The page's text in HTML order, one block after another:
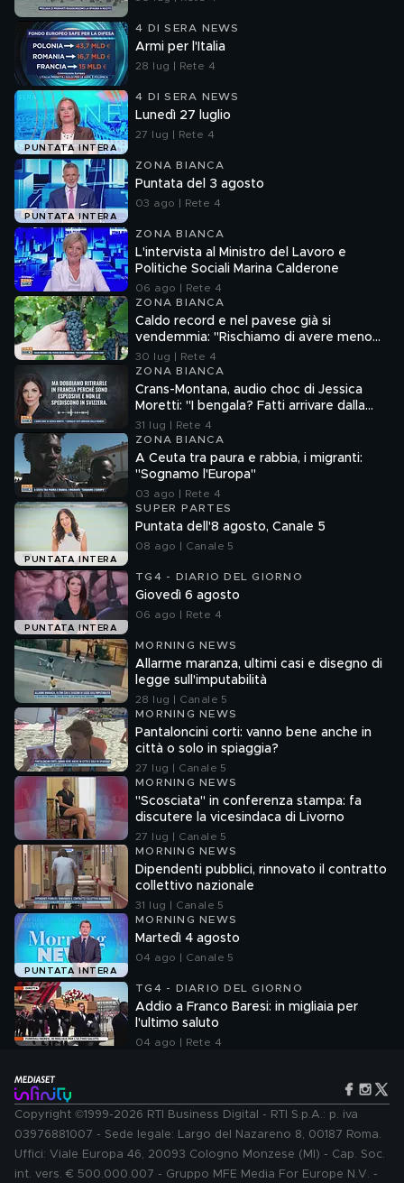
4 DI SERA NEWS
Armi per l'Italia
28 lug | Rete 4
PUNTATA INTERA
4 DI SERA NEWS
Lunedì 27 luglio
27 lug | Rete 4
PUNTATA INTERA
ZONA BIANCA
Puntata del 3 agosto
03 ago | Rete 4
ZONA BIANCA
L'intervista al Ministro del Lavoro e
Politiche Sociali Marina Calderone
06 ago | Rete 4
ZONA BIANCA
Caldo record e nel pavese già si
vendemmia: "Rischiamo di avere meno
vino"
30 lug | Rete 4
ZONA BIANCA
Crans-Montana, audio choc di Jessica
Moretti: "I bengala? Fatti arrivare dalla
Francia"
31 lug | Rete 4
ZONA BIANCA
A Ceuta tra paura e rabbia, i migranti:
"Sognamo l'Europa"
03 ago | Rete 4
PUNTATA INTERA
SUPER PARTES
Puntata dell'8 agosto, Canale 5
08 ago | Canale 5
PUNTATA INTERA
TG4 - DIARIO DEL GIORNO
Giovedì 6 agosto
06 ago | Rete 4
MORNING NEWS
Allarme maranza, ultimi casi e disegno di
legge sull'imputabilità
28 lug | Canale 5
MORNING NEWS
Pantaloncini corti: vanno bene anche in
città o solo in spiaggia?
27 lug | Canale 5
MORNING NEWS
"Scosciata" in conferenza stampa: fa
discutere la vicesindaca di Livorno
27 lug | Canale 5
MORNING NEWS
Dipendenti pubblici, rinnovato il contratto
collettivo nazionale
31 lug | Canale 5
PUNTATA INTERA
MORNING NEWS
Martedì 4 agosto
04 ago | Canale 5
TG4 - DIARIO DEL GIORNO
Addio a Franco Baresi: in migliaia per
l'ultimo saluto
04 ago | Rete 4
Copyright ©1999-2026 RTI Business Digital - RTI S.p.A.: p. iva
03976881007 - Sede legale: Largo del Nazareno 8, 00187 Roma.
Uffici: Viale Europa 46, 20093 Cologno Monzese (MI) - Cap. Soc.
int. vers. € 500.000.007 - Gruppo MFE Media For Europe N.V. -